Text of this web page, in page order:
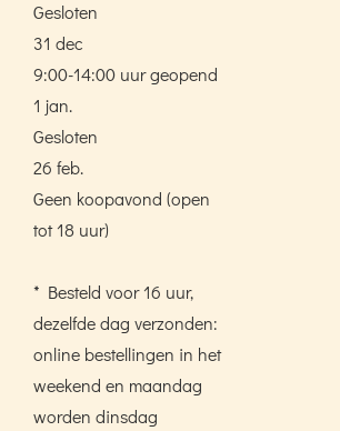
Gesloten
31 dec
9:00-14:00 uur geopend
1 jan.
Gesloten
26 feb.
Geen koopavond (open
tot 18 uur)
* Besteld voor 16 uur,
dezelfde dag verzonden:
online bestellingen in het
weekend en maandag
worden dinsdag